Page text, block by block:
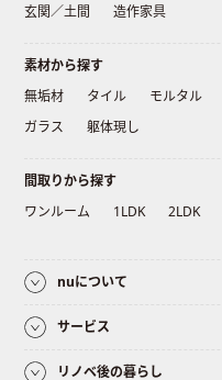
玄関／土間
造作家具
素材から探す
無垢材
タイル モルタル
ガラス
躯体現し
間取りから探す
ワンルーム
1LDK 2LDK
nuについて
サービス
リノベ後の暮らし